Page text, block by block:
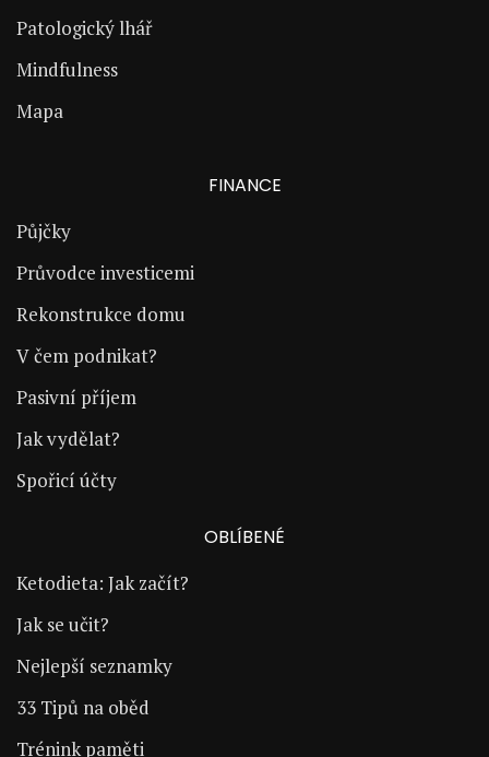
Patologický lhář
Mindfulness
Mapa
FINANCE
Půjčky
Průvodce investicemi
Rekonstrukce domu
V čem podnikat?
Pasivní příjem
Jak vydělat?
Spořicí účty
OBLÍBENÉ
Ketodieta: Jak začít?
Jak se učit?
Nejlepší seznamky
33 Tipů na oběd
Trénink paměti